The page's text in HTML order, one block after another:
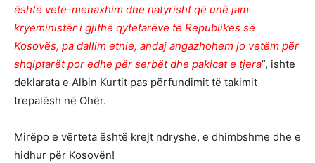
është vetë-menaxhim dhe natyrisht që unë jam
kryeministër i gjithë qytetarëve të Republikës së
Kosovës, pa dallim etnie, andaj angazhohem jo vetëm për
shqiptarët por edhe për serbët dhe pakicat e tjera”, ishte
deklarata e Albin Kurtit pas përfundimit të takimit
trepalësh në Ohër.
Mirëpo e vërteta është krejt ndryshe, e dhimbshme dhe e
hidhur për Kosovën!